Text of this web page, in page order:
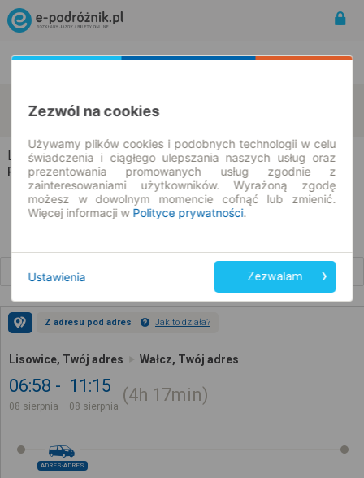
08.08.2026 | -- : --
Lisowice → Wałcz
Rozkład jazdy i bilety
Z adresu pod adres Jak to działa?
Lisowice, Twój adres Wałcz, Twój adres
06:58
08 sierpnia
11:15
08 sierpnia
4h 17min
ADRES-ADRES
Zezwól na cookies
Używamy plików cookies i podobnych technologii w celu
świadczenia i ciągłego ulepszania naszych usług oraz
prezentowania promowanych usług zgodnie z
zainteresowaniami użytkowników. Wyrażoną zgodę
możesz w dowolnym momencie cofnąć lub zmienić.
Więcej informacji w Polityce prywatności.
Ustawienia Zezwalam